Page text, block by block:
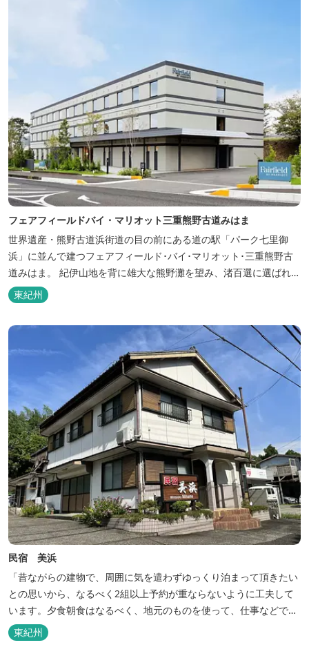
フェアフィールドバイ・マリオット三重熊野古道みはま
世界遺産・熊野古道浜街道の目の前にある道の駅「パーク七里御
浜」に並んで建つフェアフィールド･バイ･マリオット･三重熊野古
道みはま。 紀伊山地を背に雄大な熊野灘を望み、渚百選に選ばれた
七里御浜海岸などの美しい自然が広がります。一年を通して暖かで
過ごしやすく、季節を通じて穫れる数々の品種のみかんをはじめ、
巡る旅の拠点として、当...
東紀州
民宿 美浜
「昔ながらの建物で、周囲に気を遣わずゆっくり泊まって頂きたい
との思いから、なるべく2組以上予約が重ならないように工夫して
います。夕食朝食はなるべく、地元のものを使って、仕事などで連
泊の方には日替わりでご用意します。」オーナー様談。もし重なっ
た場合は、ごめんなさい。
東紀州